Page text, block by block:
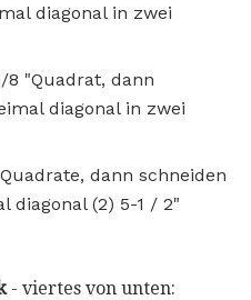
diagonal in zwei
8 "Quadrat, dann
diagonal in zwei
dann schneiden
diagonal (2) 5-1 / 2"
- viertes von unten: